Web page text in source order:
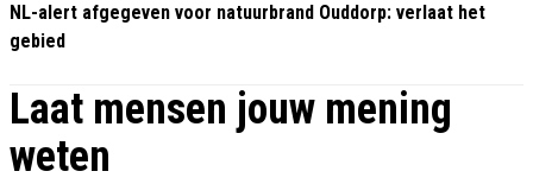
NL-alert afgegeven voor natuurbrand Ouddorp: verlaat het
gebied
Laat mensen jouw mening
weten